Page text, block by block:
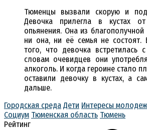
Тюменцы вызвали скорую и
Девочка прилегла в кустах от
опьянения. Она из благополучной
ни она, ни её семья не состоят.
того, что девочка встретилась
словам очевидцев они
алкоголь. И когда героине стало
оставили девочку в кустах, а
дальше.
Городская среда Дети Интересы
Социум Тюменская область Тюмень
Рейтинг